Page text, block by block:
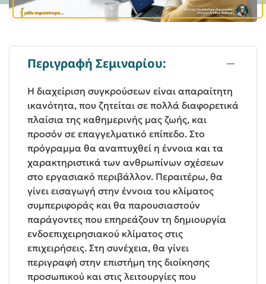
Περιγραφή Σεμιναρίου:
Η διαχείριση συγκρούσεων είναι απαραίτητη
ικανότητα, που ζητείται σε πολλά διαφορετικά
πλαίσια της καθημερινής μας ζωής, και
προσόν σε επαγγελματικό επίπεδο. Στο
πρόγραμμα θα αναπτυχθεί η έννοια και τα
χαρακτηριστικά των ανθρωπίνων σχέσεων
στο εργασιακό περιβάλλον. Περαιτέρω, θα
γίνει εισαγωγή στην έννοια του κλίματος
συμπεριφοράς και θα παρουσιαστούν
παράγοντες που επηρεάζουν τη δημιουργία
ενδοεπιχειρησιακού κλίματος στις
επιχειρήσεις. Στη συνέχεια, θα γίνει
περιγραφή στην επιστήμη της διοίκησης
προσωπικού και στις λειτουργίες που